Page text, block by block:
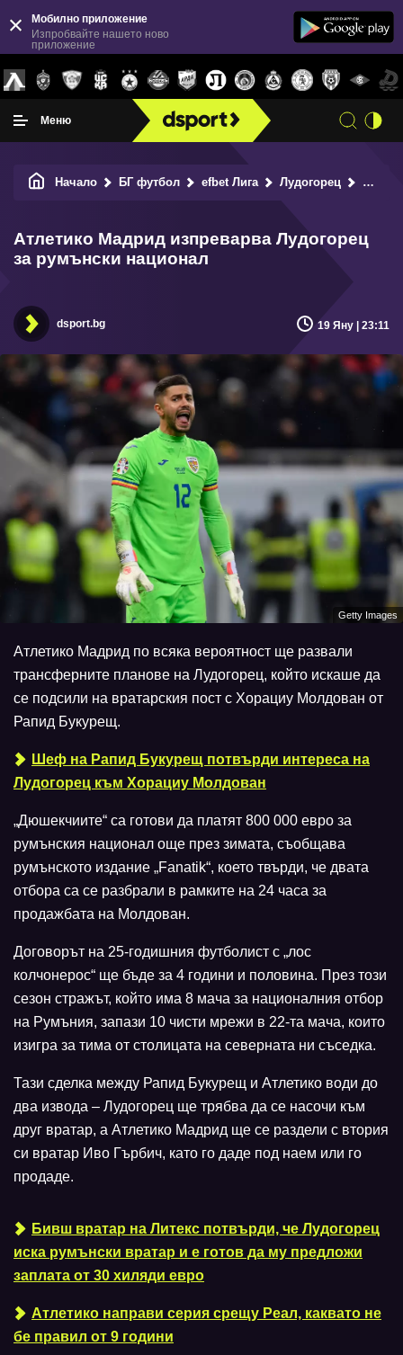
Мобилно приложение
Изпробвайте нашето ново
приложение
Меню
Начало БГ футбол efbet Лига Лудогорец
Атлетико Мадрид изпреварва Лудогорец
за румънски национал
dsport.bg 19 Яну | 23:11
Getty Images
Атлетико Мадрид по всяка вероятност ще развали
трансферните планове на Лудогорец, който искаше да
се подсили на вратарския пост с Хорациу Молдован от
Рапид Букурещ.
Шеф на Рапид Букурещ потвърди интереса на
Лудогорец към Хорациу Молдован
„Дюшекчиите“ са готови да платят 800 000 евро за
румънския национал още през зимата, съобщава
румънското издание „Fanatik“, което твърди, че двата
отбора са се разбрали в рамките на 24 часа за
продажбата на Молдован.
Договорът на 25-годишния футболист с „лос
колчонерос“ ще бъде за 4 години и половина. През този
сезон стражът, който има 8 мача за националния отбор
на Румъния, запази 10 чисти мрежи в 22-та мача, които
изигра за тима от столицата на северната ни съседка.
Тази сделка между Рапид Букурещ и Атлетико води до
два извода – Лудогорец ще трябва да се насочи към
друг вратар, а Атлетико Мадрид ще се раздели с втория
си вратар Иво Гърбич, като го даде под наем или го
продаде.
Бивш вратар на Литекс потвърди, че Лудогорец
иска румънски вратар и е готов да му предложи
заплата от 30 хиляди евро
Атлетико направи серия срещу Реал, каквато не
бе правил от 9 години